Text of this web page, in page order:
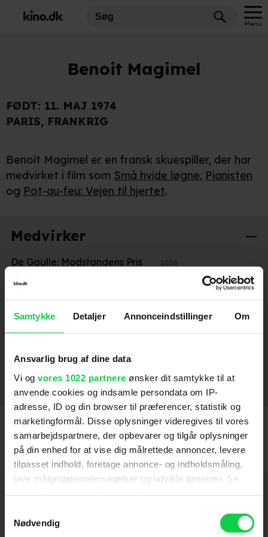
Samtykke Detaljer Annonceindstillinger Om
Ansvarlig brug af dine data
Vi og vores 1022 partnere ønsker dit samtykke til at
anvende cookies og indsamle persondata om IP-
adresse, ID og din browser til præferencer, statistik og
marketingformål. Disse oplysninger videregives til vores
samarbejdspartnere, der opbevarer og tilgår oplysninger
på din enhed for at vise dig målrettede annoncer, levere
tilpasset indhold, foretage annonce- og indholdsmåling,
lave målgruppeundersøgelser og udvikle tjenester. Se
tilbage eller ændre indstillinger fra vores
Nødvendig
Menu
Benoit Magimel
FØDT: 11. MAJ 1974
PARIS, FRANKRIG
Benoît Magimel er en fransk skuespiller, der har
medvirket i film som Små hvide løgne, Pianisten
og Pot-au-feu: Vejen til hjertet.
Medvirker
De Gaulle: Modstandens Pris 2026
Pot-au-feu: Vejen til hjertet
Gensyn med Paris 2023
Kvinden fra Brest
Den franske forbindelse 2015
Små hvide løgne 2012
SE FLERE
Hold dig opdateret
Send